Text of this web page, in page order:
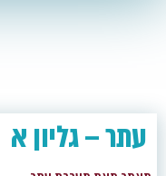
עתר – גליון א